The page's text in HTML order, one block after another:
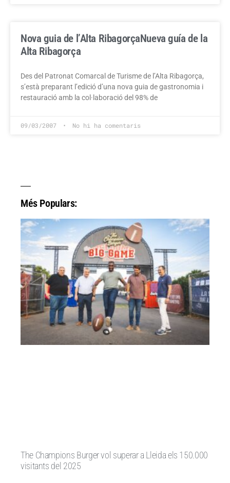
Nova guia de l’Alta Ribagorça Nueva guía de la
Alta Ribagorça
Des del Patronat Comarcal de Turisme de l’Alta Ribagorça,
s’està preparant l’edició d’una nova guia de gastronomia i
restauració amb la col·laboració del 98% de
09/03/2007 No hi ha comentaris
Més Populars:
The Champions Burger vol superar a Lleida els 150.000
visitants del 2025